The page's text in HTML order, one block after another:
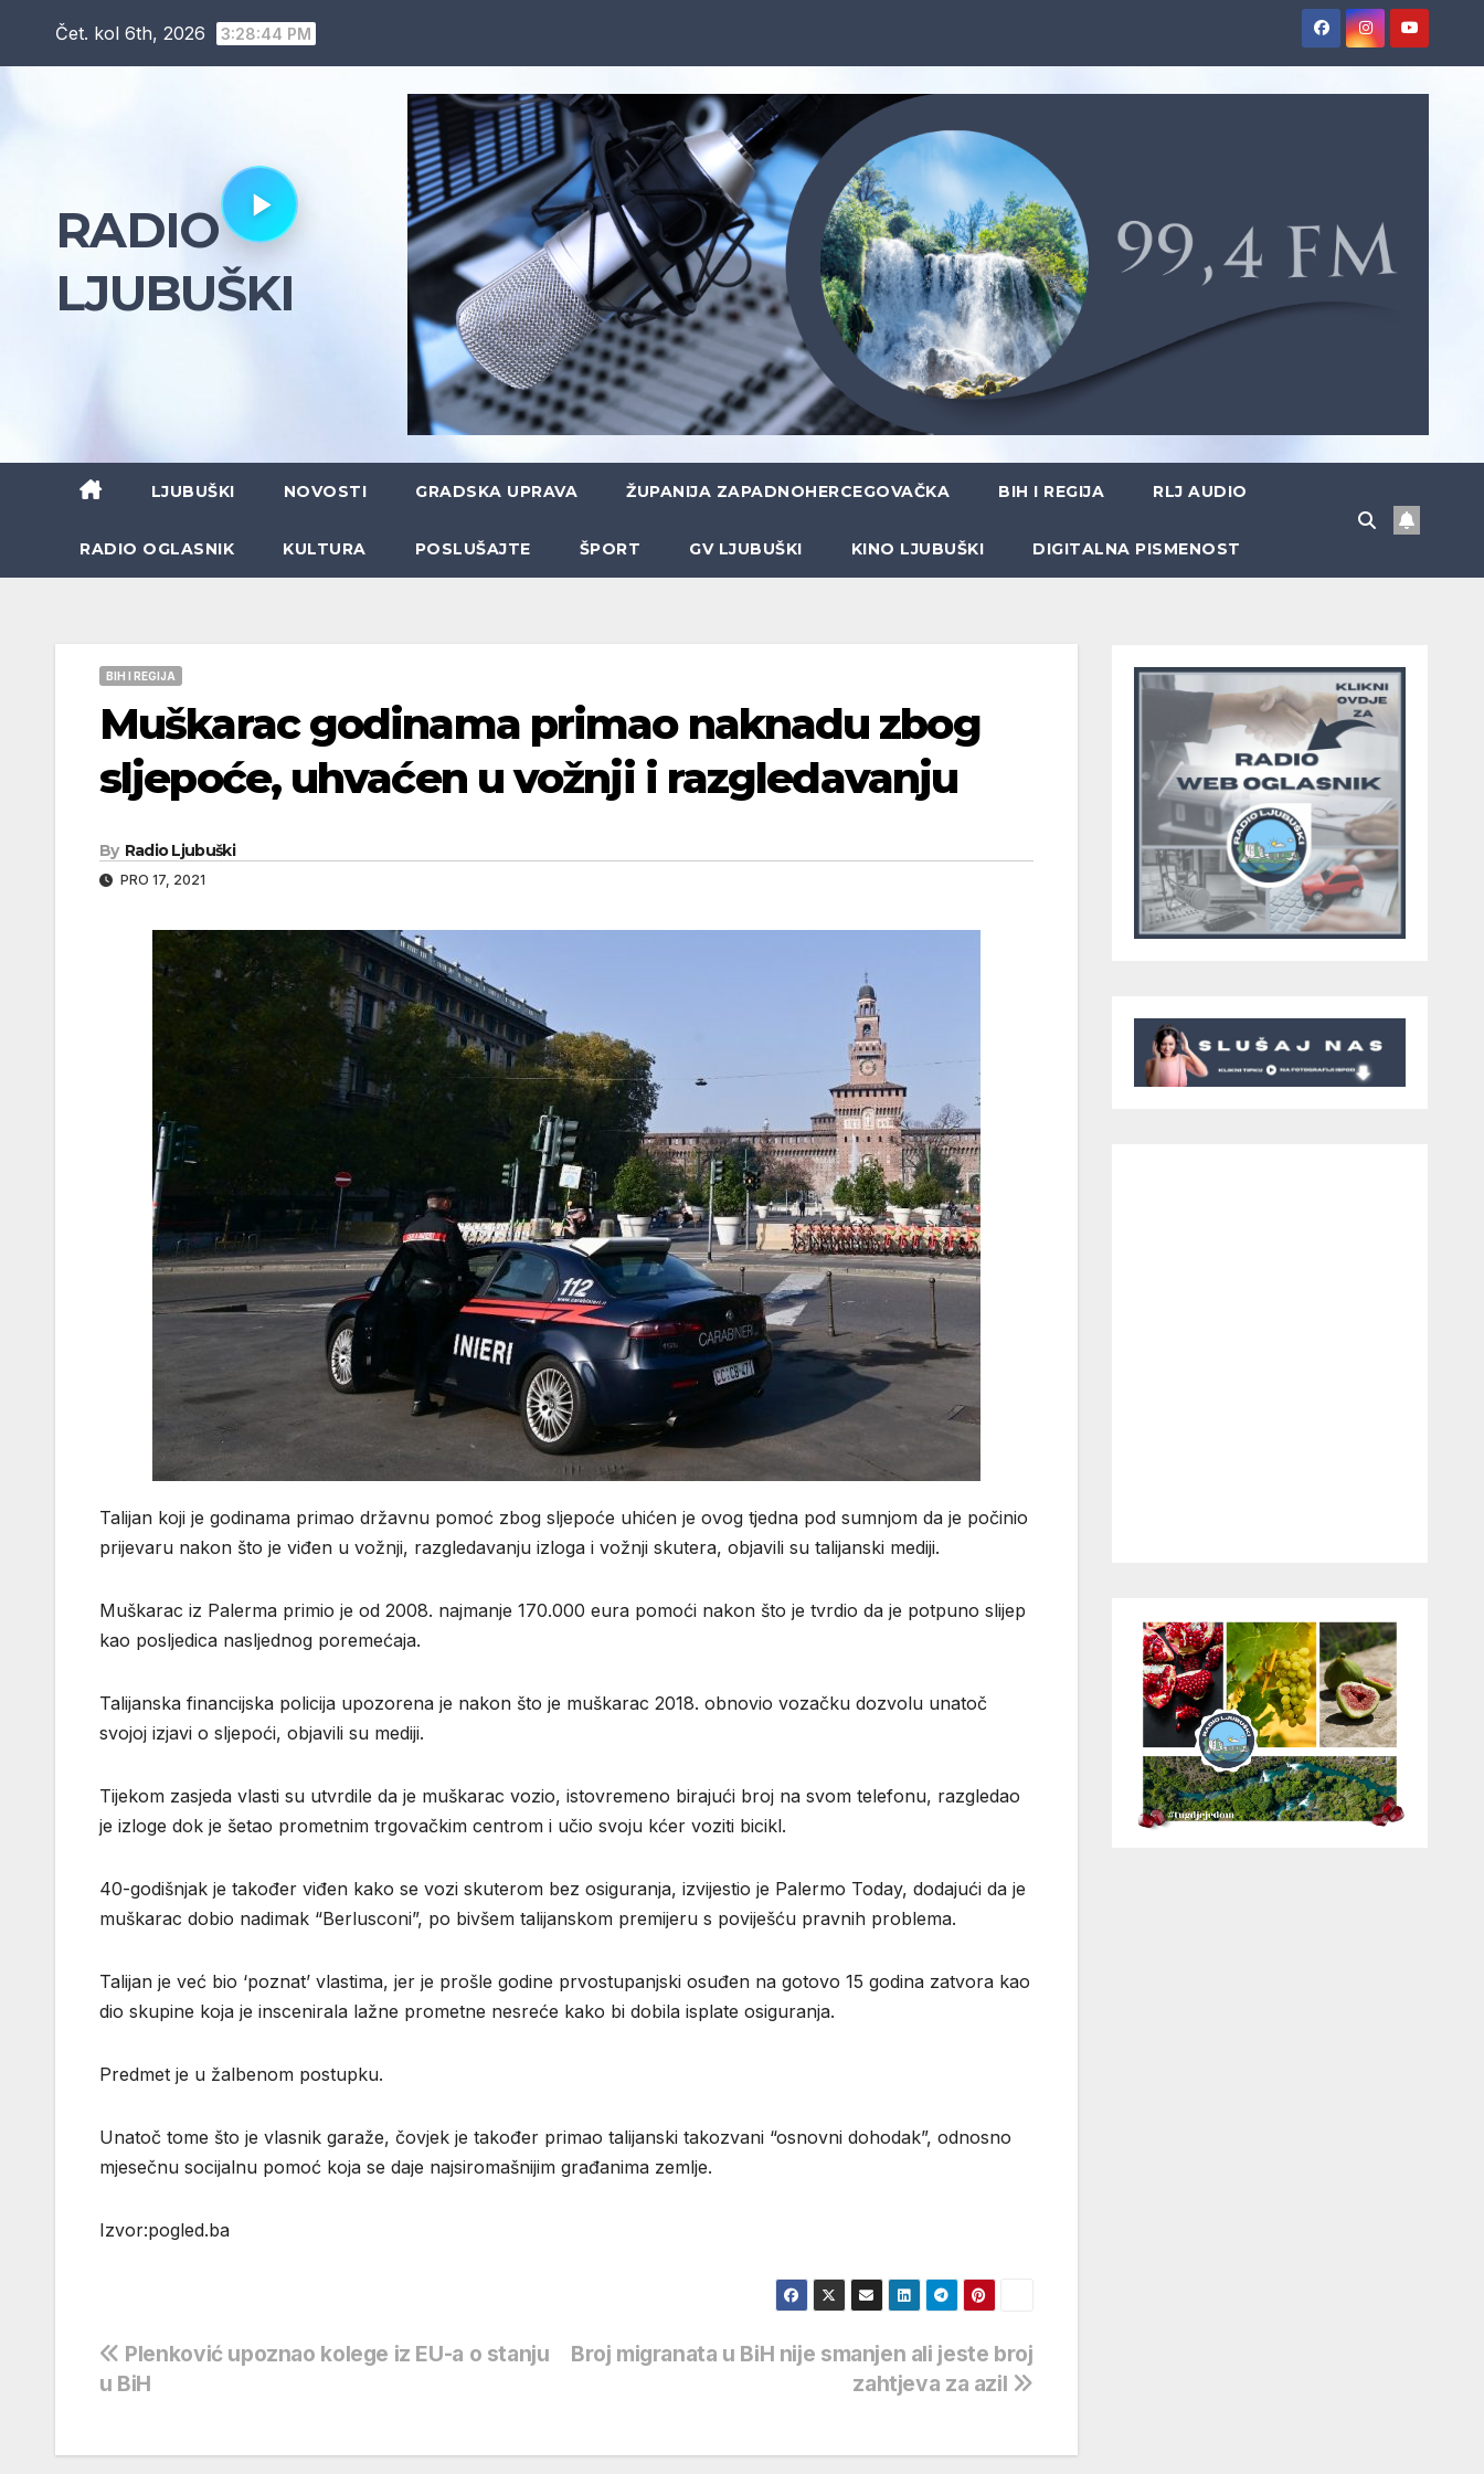
Čet. kol 6th, 2026 3:28:45 PM
RADIO
LJUBUŠKI
LJUBUŠKI NOVOSTI GRADSKA UPRAVA ŽUPANIJA ZAPADNOHERCEGOVAČKA BIH I REGIJA RLJ AUDIO
RADIO OGLASNIK KULTURA POSLUŠAJTE ŠPORT GV LJUBUŠKI KINO LJUBUŠKI DIGITALNA PISMENOST
BIH I REGIJA
Muškarac godinama primao naknadu zbog
sljepoće, uhvaćen u vožnji i razgledavanju
By Radio Ljubuški
PRO 17, 2021
Talijan koji je godinama primao državnu pomoć zbog sljepoće uhićen je ovog tjedna pod sumnjom da je počinio
prijevaru nakon što je viđen u vožnji, razgledavanju izloga i vožnji skutera, objavili su talijanski mediji.
Muškarac iz Palerma primio je od 2008. najmanje 170.000 eura pomoći nakon što je tvrdio da je potpuno slijep
kao posljedica nasljednog poremećaja.
Talijanska financijska policija upozorena je nakon što je muškarac 2018. obnovio vozačku dozvolu unatoč
svojoj izjavi o sljepoći, objavili su mediji.
Tijekom zasjeda vlasti su utvrdile da je muškarac vozio, istovremeno birajući broj na svom telefonu, razgledao
je izloge dok je šetao prometnim trgovačkim centrom i učio svoju kćer voziti bicikl.
40-godišnjak je također viđen kako se vozi skuterom bez osiguranja, izvijestio je Palermo Today, dodajući da je
muškarac dobio nadimak “Berlusconi”, po bivšem talijanskom premijeru s poviješću pravnih problema.
Talijan je već bio ‘poznat’ vlastima, jer je prošle godine prvostupanjski osuđen na gotovo 15 godina zatvora kao
dio skupine koja je inscenirala lažne prometne nesreće kako bi dobila isplate osiguranja.
Predmet je u žalbenom postupku.
Unatoč tome što je vlasnik garaže, čovjek je također primao talijanski takozvani “osnovni dohodak”, odnosno
mjesečnu socijalnu pomoć koja se daje najsiromašnijim građanima zemlje.
Izvor:pogled.ba
Navigacija
Broj migranata u BiH nije smanjen ali jeste broj
zahtjeva za azil
Plenković upoznao kolege iz EU-a o stanju
u BiH